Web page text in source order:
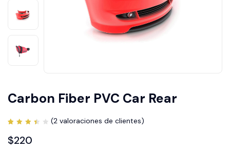
Carbon Fiber PVC Car Rear
3.50
sobre
5
(2 valoraciones de clientes)
$220